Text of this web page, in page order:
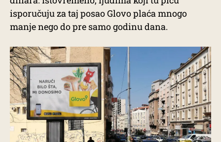
isporučuju za taj posao Glovo plaća mnogo
manje nego do pre samo godinu dana.